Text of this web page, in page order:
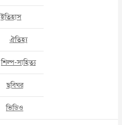
ইতিহাস
ঐতিহ্য
শিল্প-সাহিত্য
ছবিঘর
ভিডিও